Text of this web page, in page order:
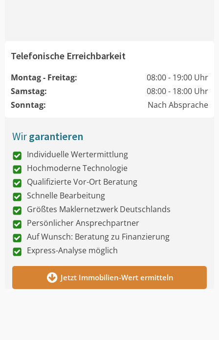
Telefonische Erreichbarkeit
Montag - Freitag:
08:00 - 19:00 Uhr
Samstag:
08:00 - 18:00 Uhr
Sonntag:
Nach Absprache
Wirgarantieren
Individuelle Wertermittlung
Hochmoderne Technologie
Qualifizierte Vor-Ort Beratung
Schnelle Bearbeitung
Größtes Maklernetzwerk Deutschlands
Persönlicher Ansprechpartner
Auf Wunsch: Beratung zu Finanzierung
Express-Analyse möglich
Jetzt Immobilien-Wert ermitteln